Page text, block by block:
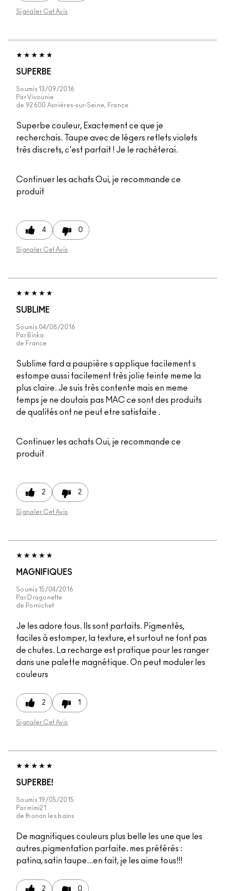
Signaler Cet Avis
SUPERBE
Soumis13/09/2016
ParVivounie
de 92600 Asnières-sur-Seine, France
Superbe couleur, Exactement ce que je
recherchais. Taupe avec de légers reflets violets
très discrets, c'est parfait ! Je le rachèterai.
Continuer les achats Oui, je recommande ce
produit
4 0
Signaler Cet Avis
SUBLIME
Soumis 04/08/2016
Par Binka
de France
Sublime fard a paupière s applique facilement s
estompe aussi facilement très jolie teinte meme la
plus claire. Je suis très contente mais en meme
temps je ne doutais pas MAC ce sont des produits
de qualités ont ne peut etre satisfaite .
Continuer les achats Oui, je recommande ce
produit
2 2
Signaler Cet Avis
MAGNIFIQUES
Soumis15/04/2016
Par Dragonette
de Pornichet
Je les adore tous. Ils sont parfaits. Pigmentés,
faciles à estomper, la texture, et surtout ne font pas
de chutes. La recharge est pratique pour les ranger
dans une palette magnétique. On peut moduler les
couleurs
2 1
Signaler Cet Avis
SUPERBE!
Soumis19/05/2015
Par mimi21
de thonon les bains
De magnifiques couleurs plus belle les une que les
autres.pigmentation parfaite. mes préférés :
patina, satin taupe...en fait, je les aime tous!!!
2 0